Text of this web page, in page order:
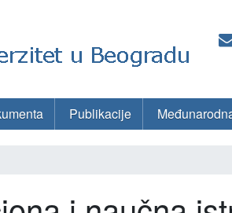
Publikacije